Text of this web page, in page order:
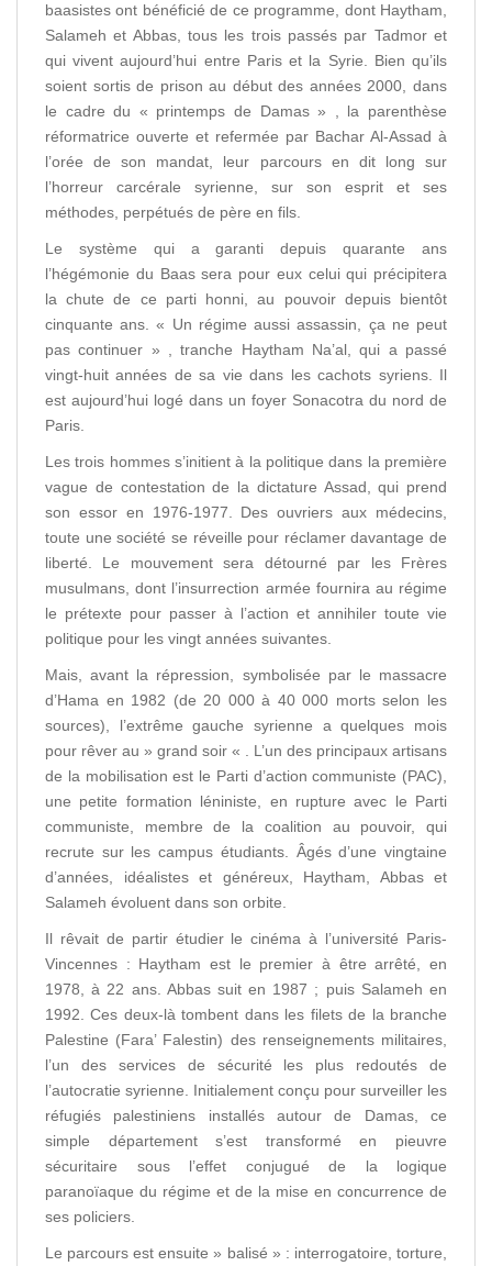
baasistes ont bénéficié de ce programme, dont Haytham,
Salameh et Abbas, tous les trois passés par Tadmor et
qui vivent aujourd’hui entre Paris et la Syrie. Bien qu’ils
soient sortis de prison au début des années 2000, dans
le cadre du « printemps de Damas » , la parenthèse
réformatrice ouverte et refermée par Bachar Al-Assad à
l’orée de son mandat, leur parcours en dit long sur
l’horreur carcérale syrienne, sur son esprit et ses
méthodes, perpétués de père en fils.
Le système qui a garanti depuis quarante ans
l’hégémonie du Baas sera pour eux celui qui précipitera
la chute de ce parti honni, au pouvoir depuis bientôt
cinquante ans. « Un régime aussi assassin, ça ne peut
pas continuer » , tranche Haytham Na’al, qui a passé
vingt-huit années de sa vie dans les cachots syriens. Il
est aujourd’hui logé dans un foyer Sonacotra du nord de
Paris.
Les trois hommes s’initient à la politique dans la première
vague de contestation de la dictature Assad, qui prend
son essor en 1976-1977. Des ouvriers aux médecins,
toute une société se réveille pour réclamer davantage de
liberté. Le mouvement sera détourné par les Frères
musulmans, dont l’insurrection armée fournira au régime
le prétexte pour passer à l’action et annihiler toute vie
politique pour les vingt années suivantes.
Mais, avant la répression, symbolisée par le massacre
d’Hama en 1982 (de 20 000 à 40 000 morts selon les
sources), l’extrême gauche syrienne a quelques mois
pour rêver au » grand soir « . L’un des principaux artisans
de la mobilisation est le Parti d’action communiste (PAC),
une petite formation léniniste, en rupture avec le Parti
communiste, membre de la coalition au pouvoir, qui
recrute sur les campus étudiants. Âgés d’une vingtaine
d’années, idéalistes et généreux, Haytham, Abbas et
Salameh évoluent dans son orbite.
Il rêvait de partir étudier le cinéma à l’université Paris-
Vincennes : Haytham est le premier à être arrêté, en
1978, à 22 ans. Abbas suit en 1987 ; puis Salameh en
1992. Ces deux-là tombent dans les filets de la branche
Palestine (Fara’ Falestin) des renseignements militaires,
l’un des services de sécurité les plus redoutés de
l’autocratie syrienne. Initialement conçu pour surveiller les
réfugiés palestiniens installés autour de Damas, ce
simple département s’est transformé en pieuvre
sécuritaire sous l’effet conjugué de la logique
paranoïaque du régime et de la mise en concurrence de
ses policiers.
Le parcours est ensuite » balisé » : interrogatoire, torture,